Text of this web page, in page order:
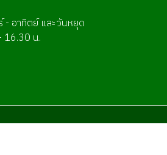
- อาทิตย์ และวันหยุด
16.30 น.